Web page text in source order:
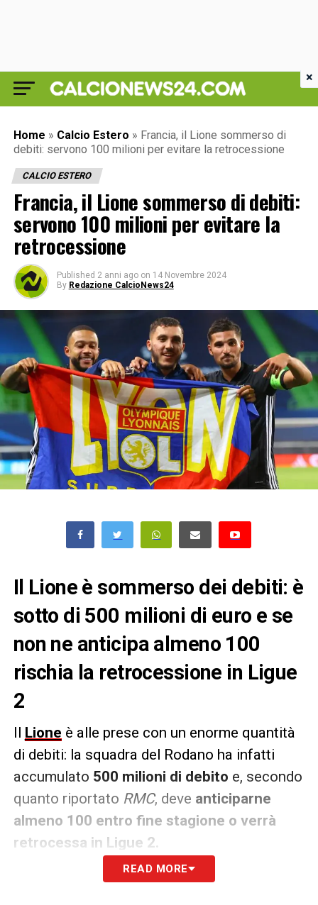
Home » Calcio Estero » Francia, il Lione sommerso di
debiti: servono 100 milioni per evitare la retrocessione
CALCIO ESTERO
Francia, il Lione sommerso di debiti:
servono 100 milioni per evitare la
retrocessione
Published 2 anni ago on 14 Novembre 2024
By Redazione CalcioNews24
Il Lione è sommerso dei debiti: è
sotto di 500 milioni di euro e se
non ne anticipa almeno 100
rischia la retrocessione in Ligue
2
Il Lione è alle prese con un enorme quantità
di debiti: la squadra del Rodano ha infatti
accumulato 500 milioni di debito e, secondo
quanto riportato RMC, deve anticiparne
almeno 100 entro fine stagione o verrà
retrocessa in Ligue 2.
Eagle Football, la holding proprietaria della
READ MORE
×